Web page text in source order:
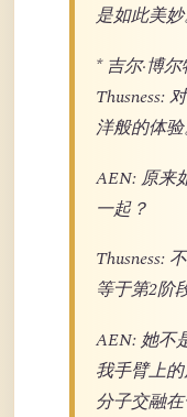
是如此美
* 吉尔·博
Thusness:
洋般的体验
AEN: 原来
一起？
Thusness:
等于第2阶
AEN: 她不
我手臂上
分子交融